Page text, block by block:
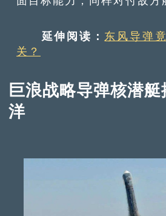
延伸阅读： 东风导弹
关？
巨浪战略导弹核潜
洋